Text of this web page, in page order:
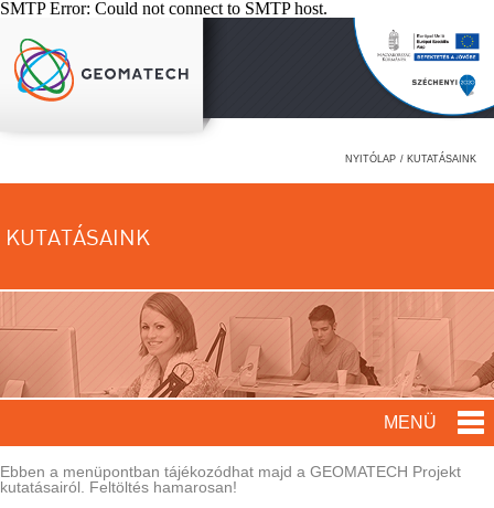
SMTP Error: Could not connect to SMTP host.
NYITÓLAP / KUTATÁSAINK
KUTATÁSAINK
MENÜ
Ebben a menüpontban tájékozódhat majd a GEOMATECH Projekt
kutatásairól. Feltöltés hamarosan!